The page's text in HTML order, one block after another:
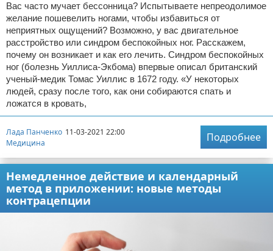
Вас часто мучает бессонница? Испытываете непреодолимое
желание пошевелить ногами, чтобы избавиться от
неприятных ощущений? Возможно, у вас двигательное
расстройство или синдром беспокойных ног. Расскажем,
почему он возникает и как его лечить. Синдром беспокойных
ног (болезнь Уиллиса-Экбома) впервые описал британский
ученый-медик Томас Уиллис в 1672 году. «У некоторых
людей, сразу после того, как они собираются спать и
ложатся в кровать,
Лада Панченко 11-03-2021 22:00
Медицина
Подробнее
Немедленное действие и календарный
метод в приложении: новые методы
контрацепции